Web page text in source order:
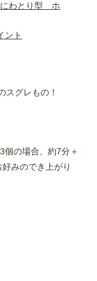
わとり型 ホ
ント
スグレもの！
の場合、約7分＋
みのでき上がり